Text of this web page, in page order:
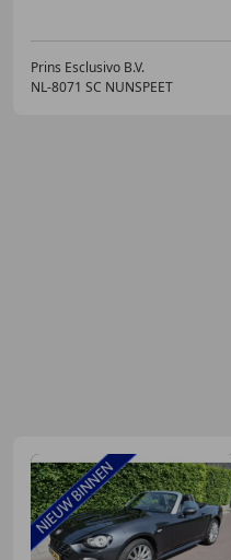
Prins Esclusivo B.V.
NL-8071 SC NUNSPEET